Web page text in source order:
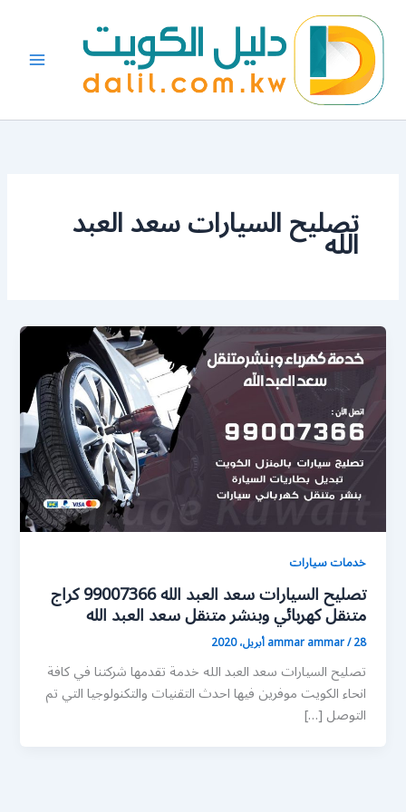
المحتوى
تصليح السيارات سعد العبد
الله
خدمات سيارات
تصليح السيارات سعد العبد الله 99007366 كراج
متنقل كهربائي وبنشر متنقل سعد العبد الله
ammar ammar/28 أبريل، 2020
تصليح السيارات سعد العبد الله خدمة تقدمها شركتنا في كافة
انحاء الكويت موفرين فيها احدث التقنيات والتكنولوجيا التي تم
التوصل […]